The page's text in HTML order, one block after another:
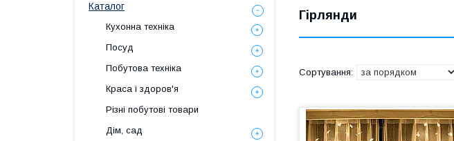
Гірлянди
Каталог
Кухонна техніка
Посуд
Побутова техніка
Краса і здоров'я
Різні побутові товари
Дім, сад